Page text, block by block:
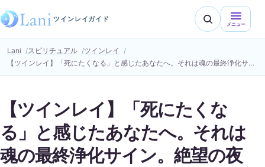
ツインレイガイド
メニュー
Lani スピリチュアル
ツインレイ
【ツインレイ】「死にたくなる」と感じたあなたへ。それは魂の最終浄化サイン。絶望の夜を越え、光として再生する方法
【ツインレイ】「死にたくな
る」と感じたあなたへ。それは
魂の最終浄化サイン。絶望の夜